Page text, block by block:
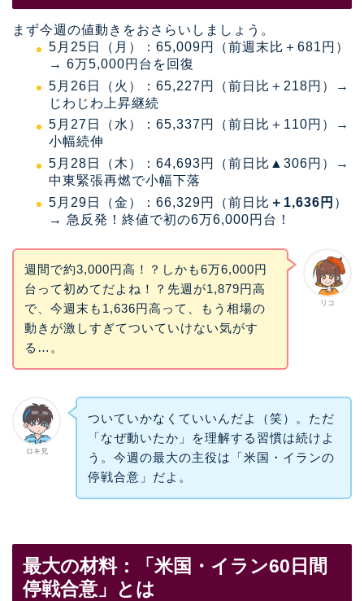
まず今週の値動きをおさらいしましょう。
5月25日（月）：65,009円（前週末比＋681円）
→ 6万5,000円台を回復
5月26日（火）：65,227円（前日比＋218円）→
じわじわ上昇継続
5月27日（水）：65,337円（前日比＋110円）→
小幅続伸
5月28日（木）：64,693円（前日比▲306円）→
中東緊張再燃で小幅下落
5月29日（金）：66,329円（前日比 ＋1,636円 ）
→ 急反発！終値で初の6万6,000円台！
リコ
週間で約3,000円高！？しかも6万6,000円
台って初めてだよね！？先週が1,879円高
で、今週末も1,636円高って、もう相場の
動きが激しすぎてついていけない気がす
る…。
ロキ兄
ついていかなくていいんだよ（笑）。ただ
「なぜ動いたか」を理解する習慣は続けよ
う。今週の最大の主役は「米国・イランの
停戦合意」だよ。
最大の材料：「米国・イラン60日間
停戦合意」とは